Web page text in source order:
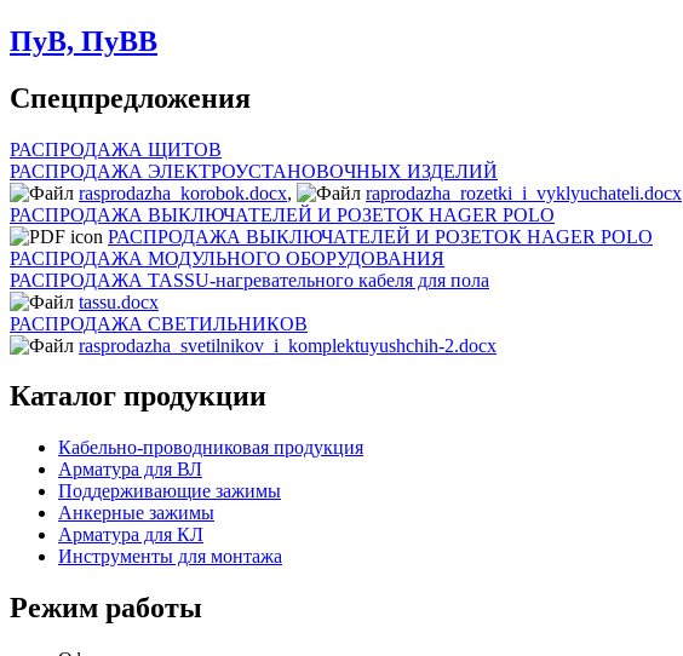
ПуВ, ПуВВ
Спецпредложения
РАСПРОДАЖА ЩИТОВ
РАСПРОДАЖА ЭЛЕКТРОУСТАНОВОЧНЫХ ИЗДЕЛИЙ
rasprodazha_korobok.docx,
raprodazha_rozetki_i_vyklyuchateli.docx
РАСПРОДАЖА ВЫКЛЮЧАТЕЛЕЙ И РОЗЕТОК HAGER POLO
РАСПРОДАЖА ВЫКЛЮЧАТЕЛЕЙ И РОЗЕТОК HAGER POLO
РАСПРОДАЖА МОДУЛЬНОГО ОБОРУДОВАНИЯ
РАСПРОДАЖА TASSU-нагревательного кабеля для пола
tassu.docx
РАСПРОДАЖА СВЕТИЛЬНИКОВ
rasprodazha_svetilnikov_i_komplektuyushchih-2.docx
Каталог продукции
Кабельно-проводниковая продукция
Арматура для ВЛ
Поддерживающие зажимы
Анкерные зажимы
Арматура для КЛ
Инструменты для монтажа
Режим работы